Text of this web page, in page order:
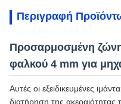
Περιγραφή
Προσαρμοσμένη
φαλκού 4 mm για
Αυτές οι εξειδικευμένες
διατήρηση της ακεραιότητας